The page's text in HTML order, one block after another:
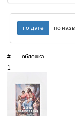
# обложка
1